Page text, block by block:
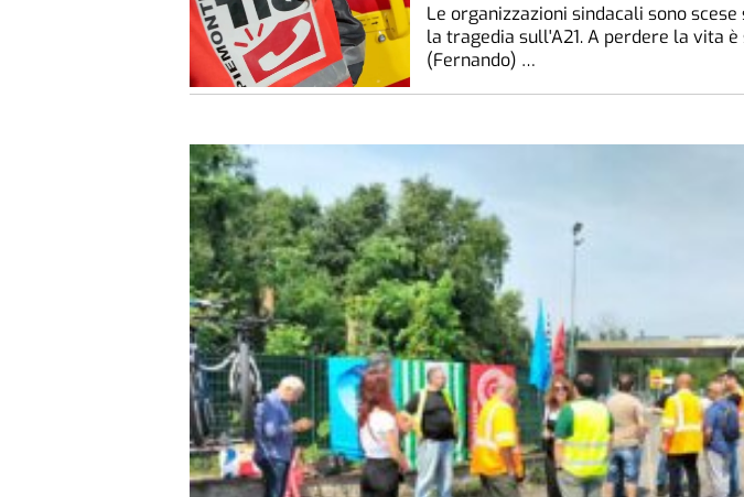
Le organizzazioni sindacali sono
la tragedia sull'A21. A perdere la vita
(Fernando) …